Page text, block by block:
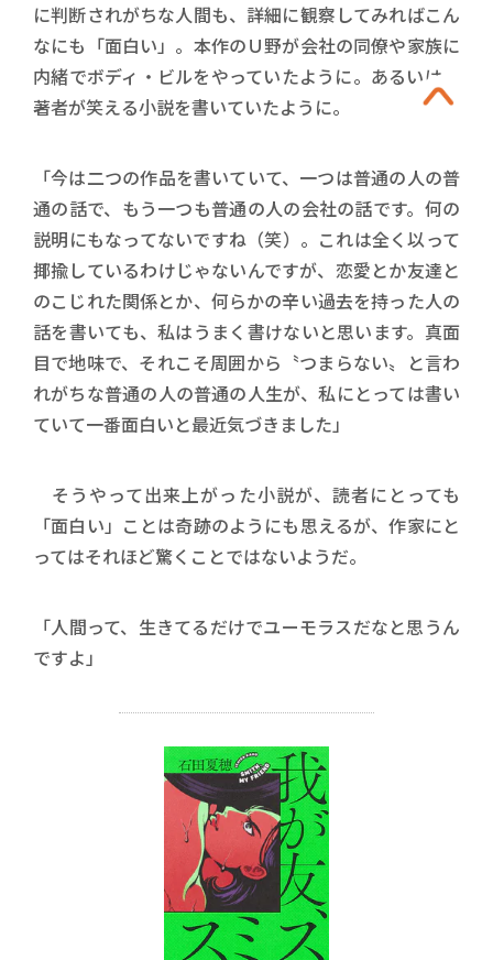
に判断されがちな人間も、詳細に観察してみればこん
なにも「面白い」。本作のＵ野が会社の同僚や家族に
内緒でボディ・ビルをやっていたように。あるいは、
著者が笑える小説を書いていたように。
「今は二つの作品を書いていて、一つは普通の人の普
通の話で、もう一つも普通の人の会社の話です。何の
説明にもなってないですね（笑）。これは全く以って
揶揄しているわけじゃないんですが、恋愛とか友達と
のこじれた関係とか、何らかの辛い過去を持った人の
話を書いても、私はうまく書けないと思います。真面
目で地味で、それこそ周囲から〝つまらない〟と言わ
れがちな普通の人の普通の人生が、私にとっては書い
ていて一番面白いと最近気づきました」
そうやって出来上がった小説が、読者にとっても
「面白い」ことは奇跡のようにも思えるが、作家にと
ってはそれほど驚くことではないようだ。
「人間って、生きてるだけでユーモラスだなと思うん
ですよ」